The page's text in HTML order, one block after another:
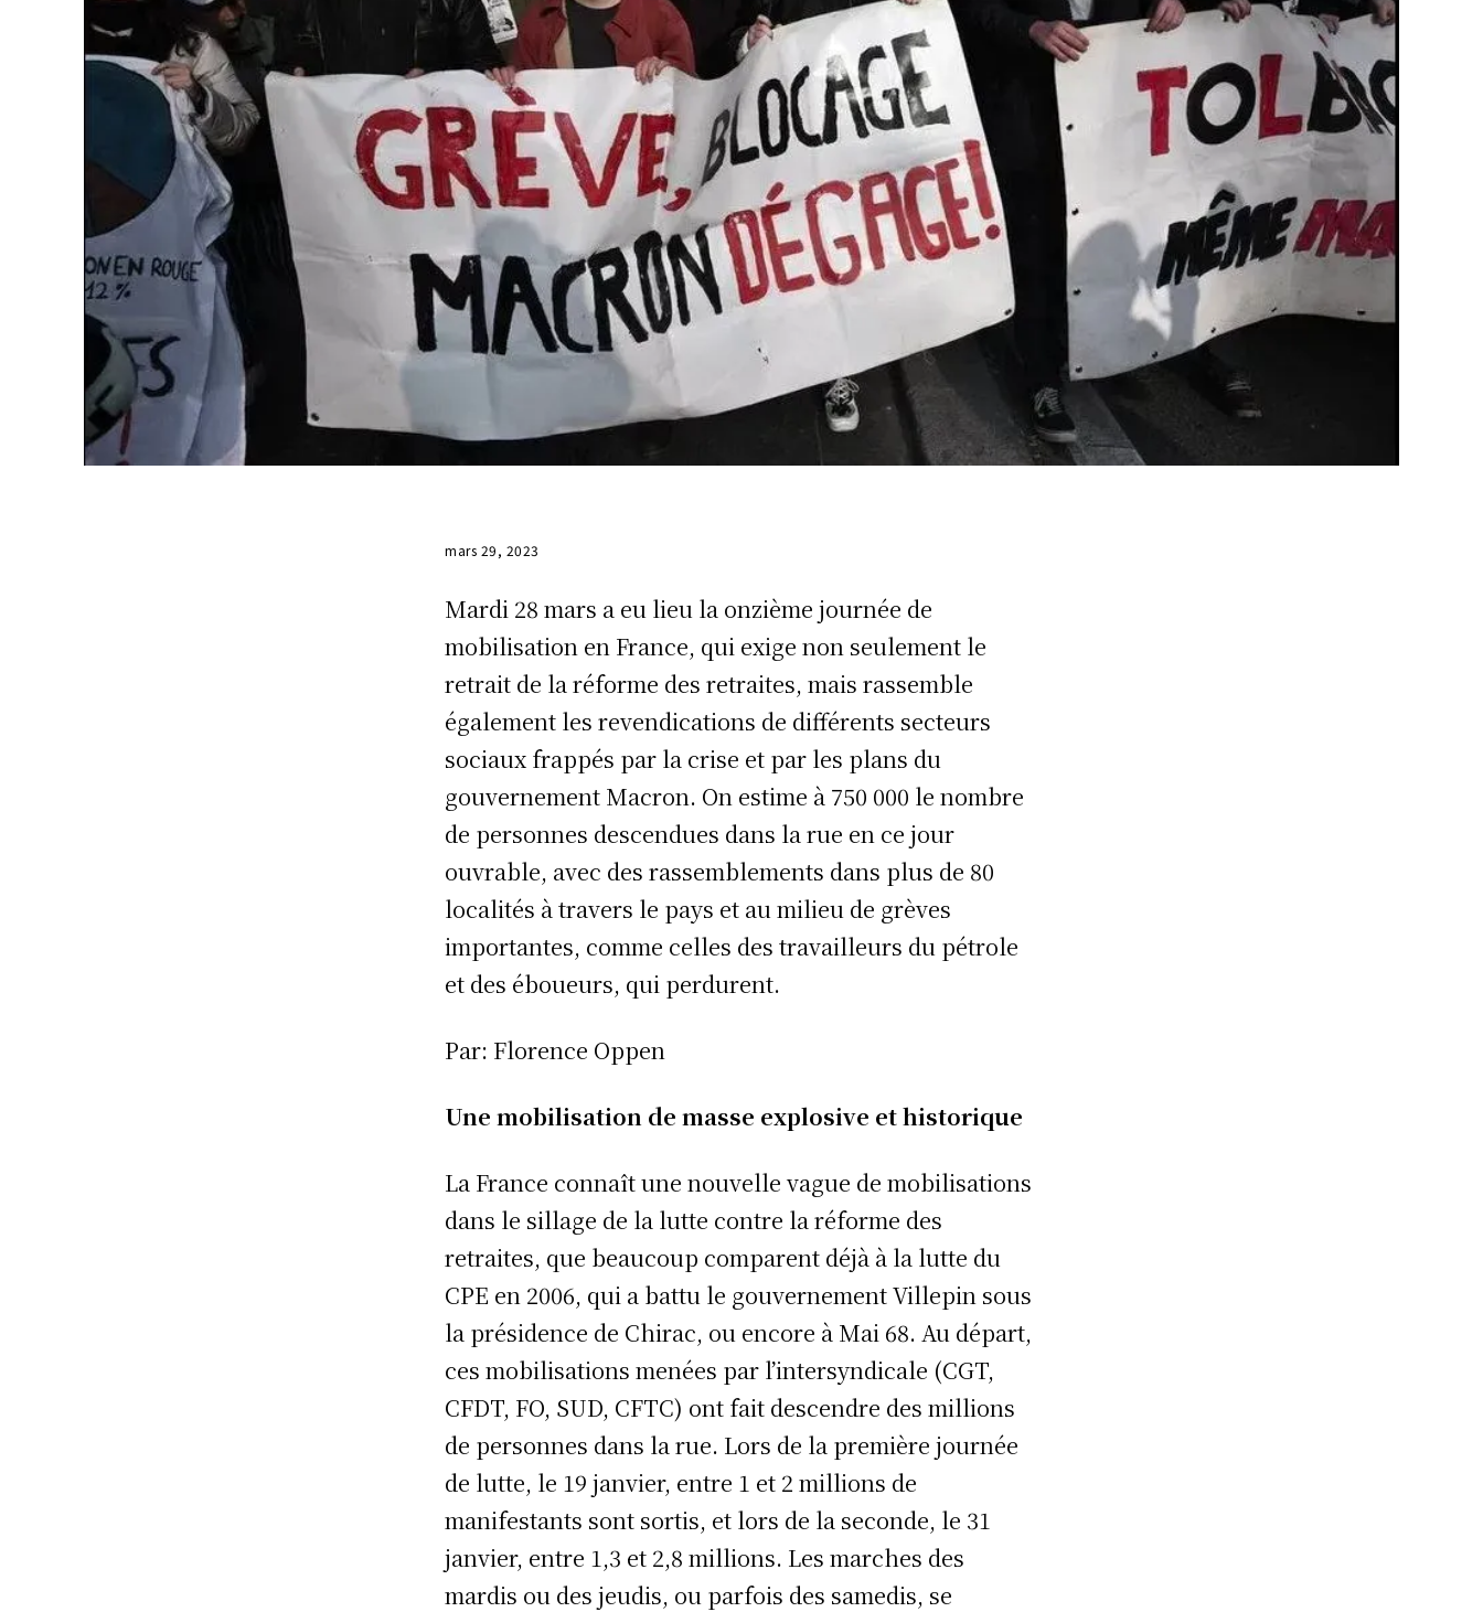
mars 29, 2023
Mardi 28 mars a eu lieu la onzième journée de
mobilisation en France, qui exige non seulement le
retrait de la réforme des retraites, mais rassemble
également les revendications de différents secteurs
sociaux frappés par la crise et par les plans du
gouvernement Macron. On estime à 750 000 le nombre
de personnes descendues dans la rue en ce jour
ouvrable, avec des rassemblements dans plus de 80
localités à travers le pays et au milieu de grèves
importantes, comme celles des travailleurs du pétrole
et des éboueurs, qui perdurent.
Par: Florence Oppen
Une mobilisation de masse explosive et historique
La France connaît une nouvelle vague de mobilisations
dans le sillage de la lutte contre la réforme des
retraites, que beaucoup comparent déjà à la lutte du
CPE en 2006, qui a battu le gouvernement Villepin sous
la présidence de Chirac, ou encore à Mai 68. Au départ,
ces mobilisations menées par l’intersyndicale (CGT,
CFDT, FO, SUD, CFTC) ont fait descendre des millions
de personnes dans la rue. Lors de la première journée
de lutte, le 19 janvier, entre 1 et 2 millions de
manifestants sont sortis, et lors de la seconde, le 31
janvier, entre 1,3 et 2,8 millions. Les marches des
mardis ou des jeudis, ou parfois des samedis, se